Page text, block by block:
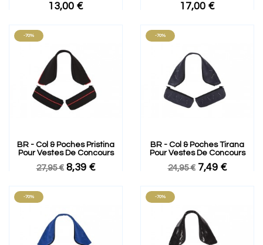
13,00 € 17,00 €
BR - Col & Poches Pristina
Pour Vestes De Concours
27,95 € 8,39 €
-70%
BR - Col & Poches Tirana
Pour Vestes De Concours
24,95 € 7,49 €
-70%
-70% -70%